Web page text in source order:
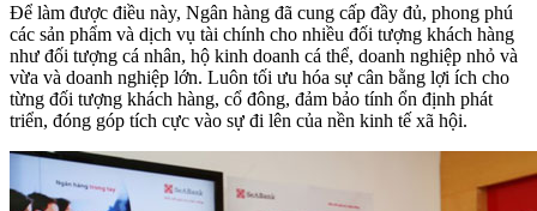
Để làm được điều này, Ngân hàng đã cung cấp đầy đủ, phong phú
các sản phẩm và dịch vụ tài chính cho nhiều đối tượng khách hàng
như đối tượng cá nhân, hộ kinh doanh cá thể, doanh nghiệp nhỏ và
vừa và doanh nghiệp lớn. Luôn tối ưu hóa sự cân bằng lợi ích cho
từng đối tượng khách hàng, cổ đông, đảm bảo tính ổn định phát
triển, đóng góp tích cực vào sự đi lên của nền kinh tế xã hội.